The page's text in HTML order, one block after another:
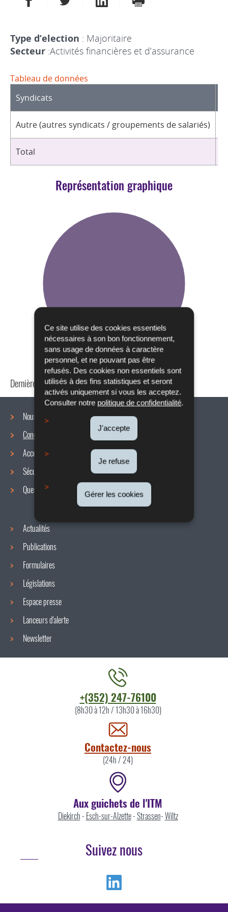
Ce site utilise des cookies essentiels
nécessaires à son bon fonctionnement,
sans usage de données à caractère
personnel, et ne pouvant pas être
refusés. Des cookies non essentiels sont
utilisés à des fins statistiques et seront
activés uniquement si vous les acceptez.
Consulter notre politique de confidentialité.
J'accepte
Je refuse
Gérer les cookies
Type d’election : Majoritaire
Secteur :Activités financières et d’assurance
Tableau de données
Syndicats
Autre (autres syndicats / groupements de salariés)
Total
Représentation graphique
Dernière mise à jour24/04/2024
Menu
de
navigation
Nous connaître
Conditions de travail
Accords collectifs
Sécurité / Santé au travail
Questions / réponses
Actualités
Publications
Formulaires
Législations
Espace presse
Lanceurs d'alerte
Newsletter
+(352) 247-76100
(8h30 à 12h / 13h30 à 16h30)
Contactez-nous
(24h / 24)
Aux guichets de l'ITM
Diekirch- Esch-sur-Alzette-Strassen-Wiltz
Suivez nous